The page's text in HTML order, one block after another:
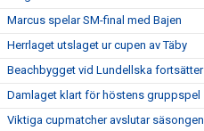
Marcus spelar SM-final med Bajen
Herrlaget utslaget ur cupen av Täby
Beachbygget vid Lundellska fortsätter
Damlaget klart för höstens gruppspel
Viktiga cupmatcher avslutar säsongen